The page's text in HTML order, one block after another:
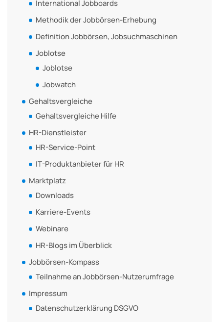
International Jobboards
Methodik der Jobbörsen-Erhebung
Definition Jobbörsen, Jobsuchmaschinen
Joblotse
Joblotse
Jobwatch
Gehaltsvergleiche
Gehaltsvergleiche Hilfe
HR-Dienstleister
HR-Service-Point
IT-Produktanbieter für HR
Marktplatz
Downloads
Karriere-Events
Webinare
HR-Blogs im Überblick
Jobbörsen-Kompass
Teilnahme an Jobbörsen-Nutzerumfrage
Impressum
Datenschutzerklärung DSGVO